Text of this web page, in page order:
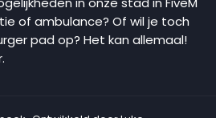
of ambulance? Of wil je toch
pad op? Het kan allemaal!